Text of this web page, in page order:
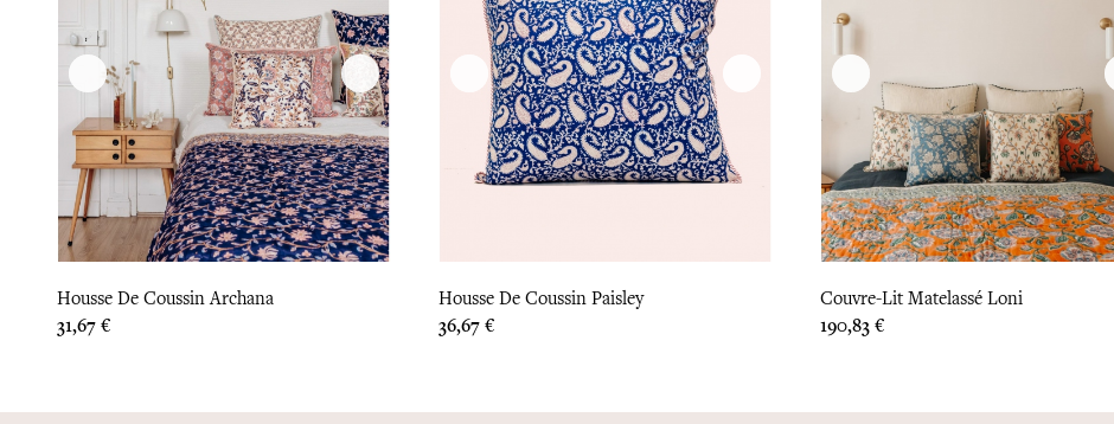
Housse De Coussin Archana
Prix
31,67 €
Housse De Coussin Paisley
Prix
36,67 €
Couvre-Lit Matelassé Loni
Prix
190,83 €